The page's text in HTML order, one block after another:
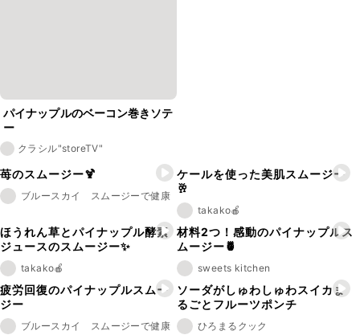
パイナップルのベーコン巻きソテ
ー
クラシル"storeTV"
苺のスムージー🍹
ブルースカイ スムージーで健康
ケールを使った美肌スムージー
🥂
takako🍎
ほうれん草とパイナップル酵素
ジュースのスムージー✨
takako🍎
材料2つ！感動のパイナップルス
ムージー🍍
sweets kitchen
疲労回復のパイナップルスムー
ジー
ブルースカイ スムージーで健康
ソーダがしゅわしゅわスイカま
るごとフルーツポンチ
ひろまるクック